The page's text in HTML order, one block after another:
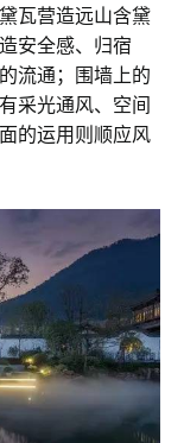
瓦营造远山含黛
安全感、归宿
流通；围墙上的
采光通风、空间
的运用则顺应风